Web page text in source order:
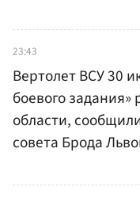
23:43
Вертолет ВСУ 30
боевого задания»
области,
совета Брода